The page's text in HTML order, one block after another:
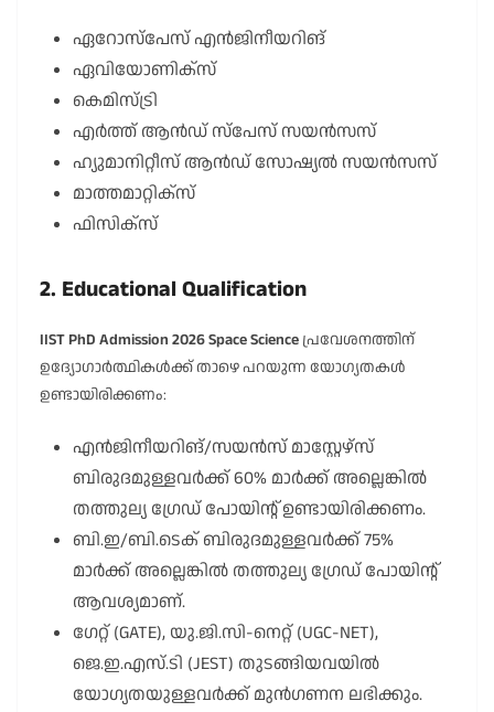
ഏറോസ്പേസ് എൻജിനീയറിങ്
ഏവിയോണിക്സ്
കെമിസ്ട്രി
എർത്ത് ആൻഡ് സ്പേസ് സയൻസസ്
ഹ്യുമാനിറ്റീസ് ആൻഡ് സോഷ്യൽ സയൻസസ്
മാത്തമാറ്റിക്സ്
ഫിസിക്സ്
2. Educational Qualification
IIST PhD Admission 2026 Space Science പ്രവേശനത്തിന്
ഉദ്യോഗാർത്ഥികൾക്ക് താഴെ പറയുന്ന യോഗ്യതകൾ
ഉണ്ടായിരിക്കണം:
എൻജിനീയറിങ്/സയൻസ് മാസ്റ്റേഴ്സ്
ബിരുദമുള്ളവർക്ക് 60% മാർക്ക് അല്ലെങ്കിൽ
തത്തുല്യ ഗ്രേഡ് പോയിന്റ് ഉണ്ടായിരിക്കണം.
ബി.ഇ/ബി.ടെക് ബിരുദമുള്ളവർക്ക് 75%
മാർക്ക് അല്ലെങ്കിൽ തത്തുല്യ ഗ്രേഡ് പോയിന്റ്
ആവശ്യമാണ്.
ഗേറ്റ് (GATE), യു.ജി.സി-നെറ്റ് (UGC-NET),
ജെ.ഇ.എസ്.ടി (JEST) തുടങ്ങിയവയിൽ
യോഗ്യതയുള്ളവർക്ക് മുൻഗണന ലഭിക്കും.